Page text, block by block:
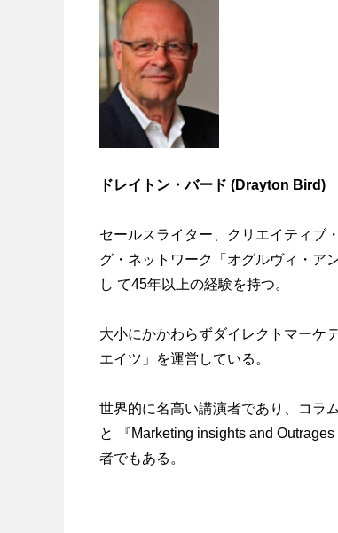
ドレイトン・バード (Drayton Bird)
セールスライター、クリエイティブ
グ・ネットワーク「オグルヴィ・ア
し て45年以上の経験を持つ。
大小にかかわらずダイレクトマーケ
エイツ」を運営している。
世界的に名高い講演者であり、コラ
と 『Marketing insights and
者でもある。